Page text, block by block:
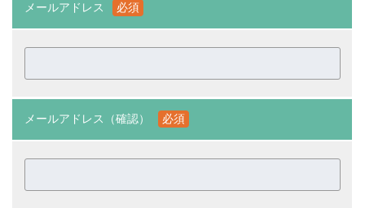
メールアドレス 必須
メールアドレス（確認） 必須